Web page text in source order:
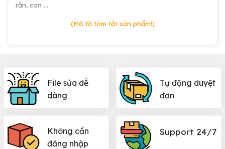
rắn, con …
(Mô tả tóm tắt sản phẩm!)
File sửa dễ
dàng
Tự động duyệt
đơn
Không cần
đăng nhập
Support 24/7